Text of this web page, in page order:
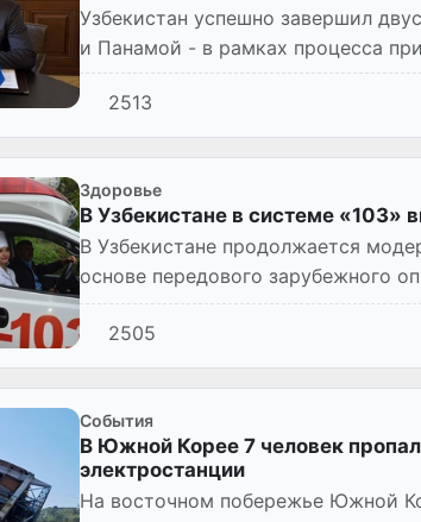
Узбекистан успешно завершил
и Панамой - в рамках процесса
2513
Здоровье
В Узбекистане в системе «103»
В Узбекистане продолжается
основе передового зарубежного
2505
Cобытия
В Южной Корее 7 человек
электростанции
На восточном побережье Южной